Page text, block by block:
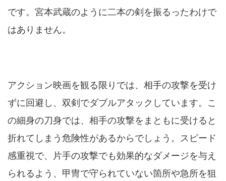
です。宮本武蔵のように二本の剣を振るったわけで
はありません。
アクション映画を観る限りでは、相手の攻撃を受け
ずに回避し、双剣でダブルアタックしています。こ
の細身の刀身では、相手の攻撃をまともに受けると
折れてしまう危険性があるからでしょう。スピード
感重視で、片手の攻撃でも効果的なダメージを与え
られるよう、甲冑で守られていない箇所や急所を狙